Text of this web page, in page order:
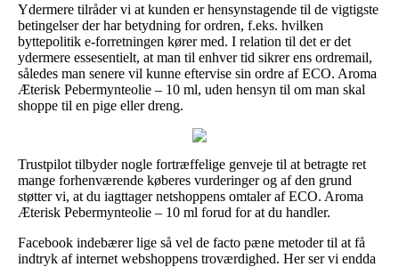
Ydermere tilråder vi at kunden er hensynstagende til de vigtigste
betingelser der har betydning for ordren, f.eks. hvilken
byttepolitik e-forretningen kører med. I relation til det er det
ydermere essesentielt, at man til enhver tid sikrer ens ordremail,
således man senere vil kunne eftervise sin ordre af ECO. Aroma
Æterisk Pebermynteolie – 10 ml, uden hensyn til om man skal
shoppe til en pige eller dreng.
Trustpilot tilbyder nogle fortræffelige genveje til at betragte ret
mange forhenværende køberes vurderinger og af den grund
støtter vi, at du iagttager netshoppens omtaler af ECO. Aroma
Æterisk Pebermynteolie – 10 ml forud for at du handler.
Facebook indebærer lige så vel de facto pæne metoder til at få
indtryk af internet webshoppens troværdighed. Her ser vi endda